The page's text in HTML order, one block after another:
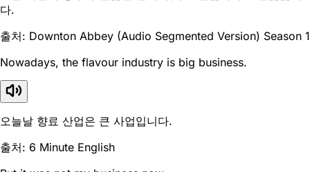
다.
출처: Downton Abbey (Audio Segmented Version) Season 1
Nowadays, the flavour industry is big business.
오늘날 향료 산업은 큰 사업입니다.
출처: 6 Minute English